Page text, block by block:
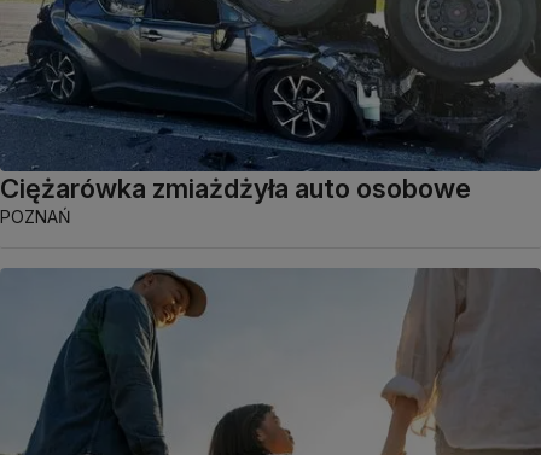
Ciężarówka zmiażdżyła auto osobowe
POZNAŃ